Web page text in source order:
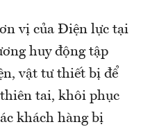
vị của Điện lực tại
huy động tập
vật tư thiết bị để
tai, khôi phục
khách hàng bị